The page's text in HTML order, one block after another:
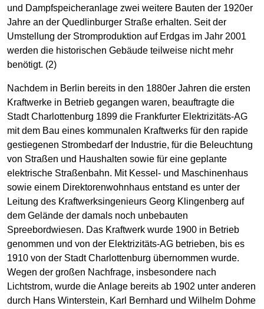
und Dampfspeicheranlage zwei weitere Bauten der 1920er
Jahre an der Quedlinburger Straße erhalten. Seit der
Umstellung der Stromproduktion auf Erdgas im Jahr 2001
werden die historischen Gebäude teilweise nicht mehr
benötigt. (2)
Nachdem in Berlin bereits in den 1880er Jahren die ersten
Kraftwerke in Betrieb gegangen waren, beauftragte die
Stadt Charlottenburg 1899 die Frankfurter Elektrizitäts-AG
mit dem Bau eines kommunalen Kraftwerks für den rapide
gestiegenen Strombedarf der Industrie, für die Beleuchtung
von Straßen und Haushalten sowie für eine geplante
elektrische Straßenbahn. Mit Kessel- und Maschinenhaus
sowie einem Direktorenwohnhaus entstand es unter der
Leitung des Kraftwerksingenieurs Georg Klingenberg auf
dem Gelände der damals noch unbebauten
Spreebordwiesen. Das Kraftwerk wurde 1900 in Betrieb
genommen und von der Elektrizitäts-AG betrieben, bis es
1910 von der Stadt Charlottenburg übernommen wurde.
Wegen der großen Nachfrage, insbesondere nach
Lichtstrom, wurde die Anlage bereits ab 1902 unter anderen
durch Hans Winterstein, Karl Bernhard und Wilhelm Dohme